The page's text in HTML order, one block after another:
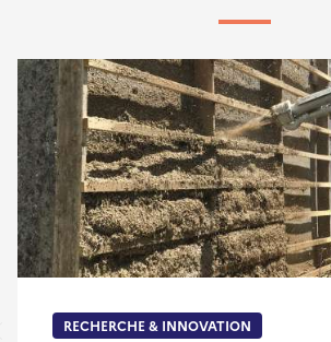
RECHERCHE & INNOVATION